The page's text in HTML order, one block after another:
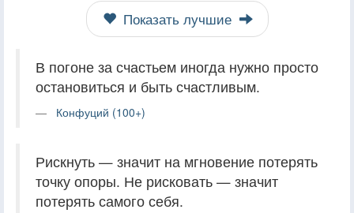
Показать лучшие
В погоне за счастьем иногда нужно просто
остановиться и быть счастливым.
Конфуций (100+)
Рискнуть — значит на мгновение потерять
точку опоры. Не рисковать — значит
потерять самого себя.